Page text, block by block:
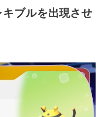
ブルを出現させ